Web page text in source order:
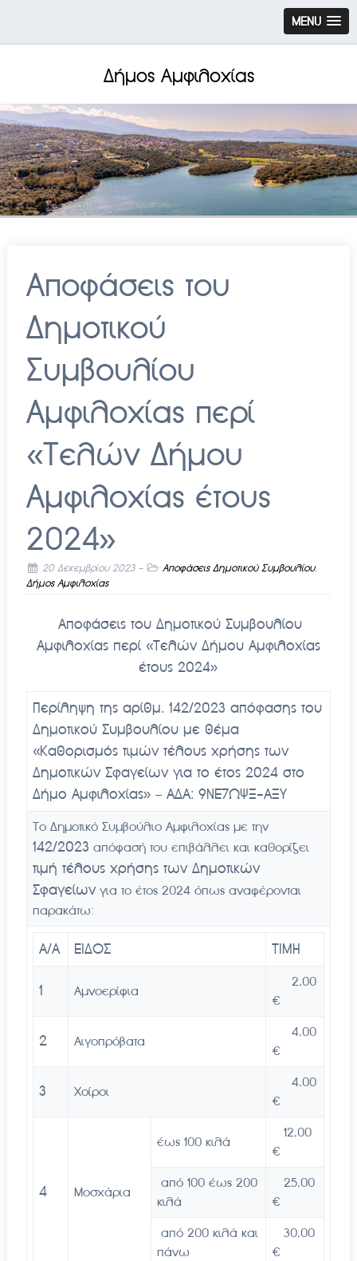
MENU
Δήμος Αμφιλοχίας
Αποφάσεις του
Δημοτικού
Συμβουλίου
Αμφιλοχίας περί
«Tελών Δήμου
Αμφιλοχίας έτους
2024»
20 Δεκεμβρίου 2023- Αποφάσεις Δημοτικού Συμβουλίου,
Δήμος Αμφιλοχίας
Αποφάσεις του Δημοτικού Συμβουλίου
Αμφιλοχίας περί «Tελών Δήμου Αμφιλοχίας
έτους 2024»
Περίληψη της αρίθμ. 142/2023 απόφασης του
Δημοτικού Συμβουλίου με θέμα
«Καθορισμός τιμών τέλους χρήσης των
Δημοτικών Σφαγείων για το έτος 2024 στο
Δήμο Αμφιλοχίας» – ΑΔΑ: 9ΝΕ7ΩΨΞ-ΑΞΥ
Το Δημοτικό Συμβούλιο Αμφιλοχίας με την
142/2023 απόφασή του επιβάλλει και καθορίζει
τιμή τέλους χρήσης των Δημοτικών
Σφαγείωνγια το έτος 2024 όπως αναφέρονται
παρακάτω:
Α/Α ΕΙΔΟΣ ΤΙΜΗ
1 Αμνοερίφια
2,00
€
2 Αιγοπρόβατα
4,00
€
3 Χοίροι
4,00
€
4 Μοσχάρια
έως 100 κιλά
12,00
€
από 100 έως 200
κιλά
25,00
€
από 200 κιλά και
πάνω
30,00
€